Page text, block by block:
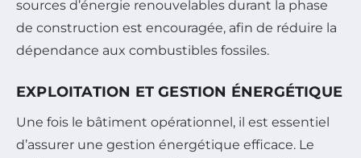
sources d’énergie renouvelables durant la phase
de construction est encouragée, afin de réduire la
dépendance aux combustibles fossiles.
EXPLOITATION ET GESTION ÉNERGÉTIQUE
Une fois le bâtiment opérationnel, il est essentiel
d’assurer une gestion énergétique efficace. Le